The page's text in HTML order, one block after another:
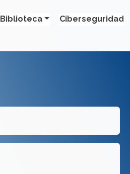
Biblioteca Ciberseguridad